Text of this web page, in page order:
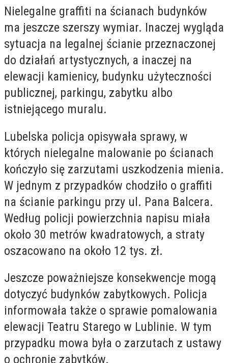
Nielegalne graffiti na ścianach budynków
ma jeszcze szerszy wymiar. Inaczej wygląda
sytuacja na legalnej ścianie przeznaczonej
do działań artystycznych, a inaczej na
elewacji kamienicy, budynku użyteczności
publicznej, parkingu, zabytku albo
istniejącego muralu.
Lubelska policja opisywała sprawy, w
których nielegalne malowanie po ścianach
kończyło się zarzutami uszkodzenia mienia.
W jednym z przypadków chodziło o graffiti
na ścianie parkingu przy ul. Pana Balcera.
Według policji powierzchnia napisu miała
około 30 metrów kwadratowych, a straty
oszacowano na około 12 tys. zł.
Jeszcze poważniejsze konsekwencje mogą
dotyczyć budynków zabytkowych. Policja
informowała także o sprawie pomalowania
elewacji Teatru Starego w Lublinie. W tym
przypadku mowa była o zarzutach z ustawy
o ochronie zabytków.